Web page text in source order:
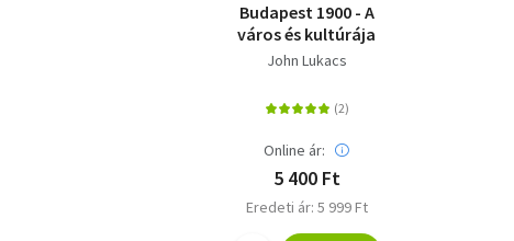
Budapest 1900 - A
város és kultúrája
John Lukacs
Online ár:
5 400 Ft
Eredeti ár: 5 999 Ft